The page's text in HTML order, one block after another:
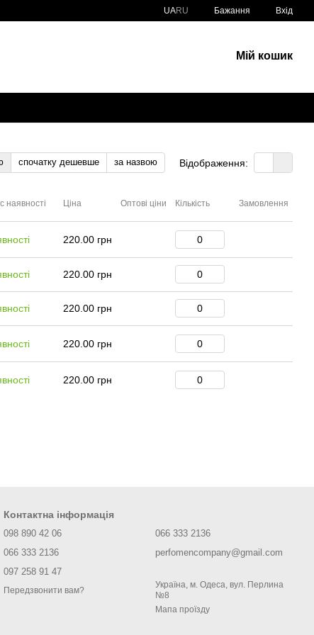
UARU Бажання Вхід
Мій кошик
спочатку дешевше за назвою Відображення:
наявності Ціна Оптові ціни Кількість Замовлення
220.00 грн
220.00 грн
220.00 грн
220.00 грн
220.00 грн
Контактна інформація
098 890 42 06
066 333 2136
097 258 91 47
Передзвонити вам?
066 333 2136
perfomencompany@gmail.com
Україна, м. Одеса, вул. Перлина
№8
Мапа проїзду